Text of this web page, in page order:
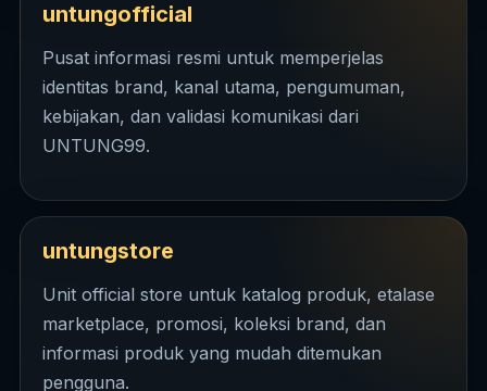
untungofficial
Pusat informasi resmi untuk memperjelas
identitas brand, kanal utama, pengumuman,
kebijakan, dan validasi komunikasi dari
UNTUNG99.
untungstore
Unit official store untuk katalog produk, etalase
marketplace, promosi, koleksi brand, dan
informasi produk yang mudah ditemukan
pengguna.